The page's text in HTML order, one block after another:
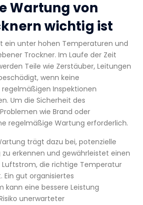
Wartung von
wichtig ist
ein unter hohen Temperaturen und
Trockner. Im Laufe der Zeit
Teile wie Zerstäuber, Leitungen
wenn keine
Inspektionen
Um dieSicherheit des
wie Brand oder
regelmäßige Wartung erforderlich.
trägt dazu bei, potenzielle
erkennen und gewährleistet einen
die richtige Temperatur
Ein gut organisiertes
kann eine bessere Leistung
unerwarteter